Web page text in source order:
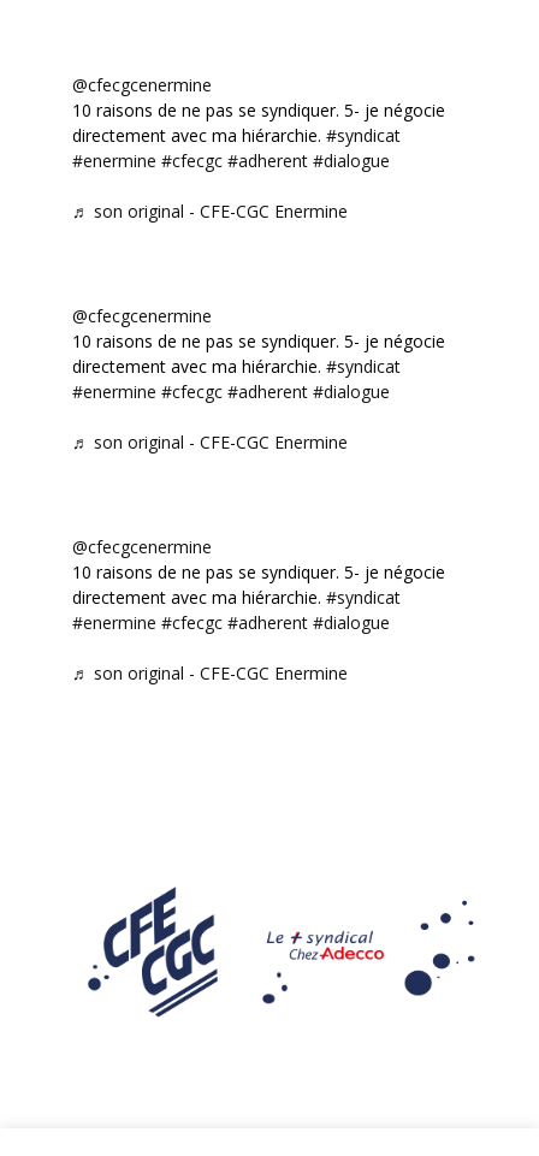
@cfecgcenermine
10 raisons de ne pas se syndiquer. 5- je négocie
directement avec ma hiérarchie. #syndicat
#enermine #cfecgc #adherent #dialogue
♬ son original - CFE-CGC Enermine
@cfecgcenermine
10 raisons de ne pas se syndiquer. 5- je négocie
directement avec ma hiérarchie. #syndicat
#enermine #cfecgc #adherent #dialogue
♬ son original - CFE-CGC Enermine
@cfecgcenermine
10 raisons de ne pas se syndiquer. 5- je négocie
directement avec ma hiérarchie. #syndicat
#enermine #cfecgc #adherent #dialogue
♬ son original - CFE-CGC Enermine